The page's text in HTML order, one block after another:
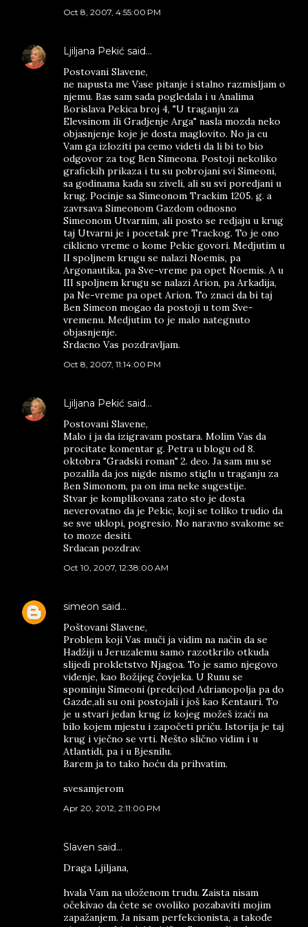
Oct 8, 2007, 4:55:00 PM
Ljiljana Pekić said…
Postovani Slavene,
ne napusta me Vase pitanje i stalno razmisljam o
njemu. Bas sam sada pogledala i u Analima
Borislava Pekica broj 4, "U traganju za
Elevsinom ili Gradjenje Arga" nasla mozda neko
objasnjenje koje je dosta maglovito. No ja cu
Vam ga izloziti pa cemo videti da li bi to bio
odgovor za tog Ben Simeona. Postoji nekoliko
grafickih prikaza i tu su pobrojani svi Simeoni,
sa godinama kada su ziveli, ali su svi poredjani u
krug. Pocinje sa Simeonom Trackim 1205. g. a
zavrsava Simeonom Gazdom odnosno
Simeonom Utvarnim, ali posto se redjaju u krug
taj Utvarni je i pocetak pre Trackog. To je ono
ciklicno vreme o kome Pekic govori. Medjutim u
II spoljnem krugu se nalazi Noemis, pa
Argonautika, pa Sve-vreme pa opet Noemis. A u
III spoljnem krugu se nalazi Arion, pa Arkadija,
pa Ne-vreme pa opet Arion. To znaci da bi taj
Ben Simeon mogao da postoji u tom Sve-
vremenu. Medjutim to je malo nategnuto
objasnjenje.
Srdacno Vas pozdravljam.
Oct 8, 2007, 11:14:00 PM
Ljiljana Pekić said…
Postovani Slavene,
Malo i ja da izigravam postara. Molim Vas da
procitate komentar g. Petra u blogu od 8.
oktobra "Gradski roman" 2. deo. Ja sam mu se
pozalila da jos nigde nismo stiglu u traganju za
Ben Simonom, pa on ima neke sugestije.
Stvar je komplikovana zato sto je dosta
neverovatno da je Pekic, koji se toliko trudio da
se sve uklopi, pogresio. No naravno svakome se
to moze desiti.
Srdacan pozdrav.
Oct 10, 2007, 12:38:00 AM
simeon said…
Poštovani Slavene,
Problem koji Vas muči ja vidim na način da se
Hadžiji u Jeruzalemu samo razotkrilo otkuda
slijedi prokletstvo Njagoa. To je samo njegovo
viđenje, kao Božijeg čovjeka. U Runu se
spominju Simeoni (predci)od Adrianopolja pa do
Gazde,ali su oni postojali i još kao Kentauri. To
je u stvari jedan krug iz kojeg možeš izaći na
bilo kojem mjestu i započeti priču. Istorija je taj
krug i vječno se vrti. Nešto slično vidim i u
Atlantidi, pa i u Bjesnilu.
Barem ja to tako hoću da prihvatim.
svesamjerom
Apr 20, 2012, 2:11:00 PM
Slaven said…
Draga Ljiljana,
hvala Vam na uloženom trudu. Zaista nisam
očekivao da ćete se ovoliko pozabaviti mojim
zapažanjem. Ja nisam perfekcionista, a takođe